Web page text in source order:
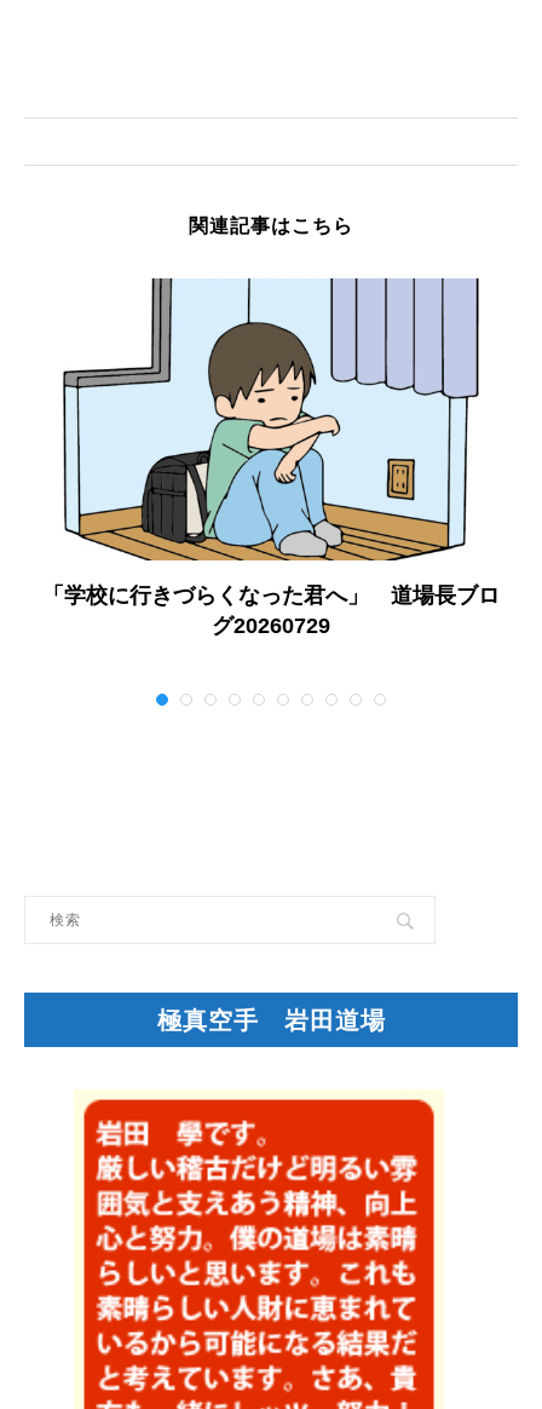
関連記事はこちら
「学校に行きづらくなった君へ」 道場長ブロ
グ20260729
極真空手 岩田道場